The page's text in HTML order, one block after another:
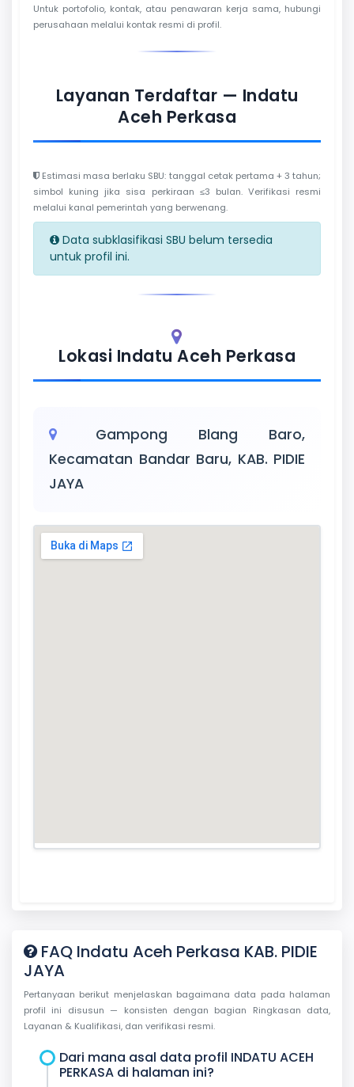
Untuk portofolio, kontak, atau penawaran kerja sama, hubungi
perusahaan melalui kontak resmi di profil.
Layanan Terdaftar — Indatu
Aceh Perkasa
Estimasi masa berlaku SBU: tanggal cetak pertama + 3 tahun;
simbol kuning jika sisa perkiraan ≤3 bulan. Verifikasi resmi
melalui kanal pemerintah yang berwenang.
Data subklasifikasi SBU belum tersedia
untuk profil ini.
Lokasi Indatu Aceh Perkasa
Gampong Blang Baro,
Kecamatan Bandar Baru, KAB. PIDIE
JAYA
FAQ Indatu Aceh Perkasa KAB. PIDIE
JAYA
Pertanyaan berikut menjelaskan bagaimana data pada halaman
profil ini disusun — konsisten dengan bagian Ringkasan data,
Layanan & Kualifikasi, dan verifikasi resmi.
Dari mana asal data profil INDATU ACEH
PERKASA di halaman ini?